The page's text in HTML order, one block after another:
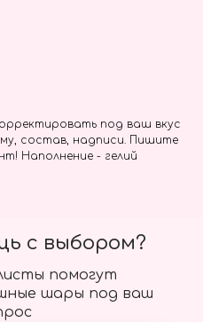
под ваш вкус
состав, надписи. Пишите
Наполнение - гелий
помогут
шары под ваш
с выбором?